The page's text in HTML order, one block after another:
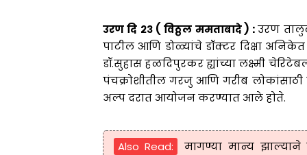
उरण दि २३ ( विठ्ठल ममताबादे ) :उरण
पाटील आणि डोळ्यांचे डॉक्टर दिक्षा
डॉ.सुहास हळदिपुरकर ह्यांच्या लक्ष्मी
पंचक्रोशीतील गरजु आणि गरीब लोकांसाठी
अल्प दरात आयोजन करण्यात आले होते.
Also Read:
मागण्या मान्य